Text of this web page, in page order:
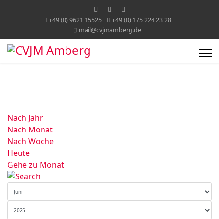
+49 (0) 9621 15525
+49 (0) 175 224 23 28
mail@cvjmamberg.de
Nach Jahr
Nach Monat
Nach Woche
Heute
Gehe zu Monat